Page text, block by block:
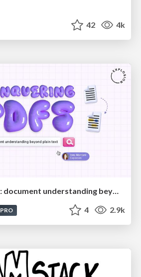
42 4k
Conquering PDFs: document understanding beyond plain text
PRO 4 2.9k